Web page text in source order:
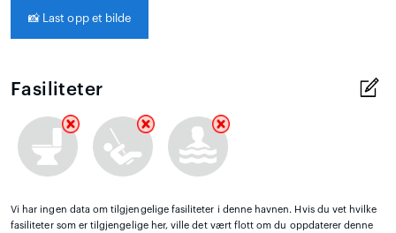
📸 Last opp et bilde
Fasiliteter
Vi har ingen data om tilgjengelige fasiliteter i denne havnen. Hvis du vet hvilke
fasiliteter som er tilgjengelige her, ville det vært flott om du oppdaterer denne